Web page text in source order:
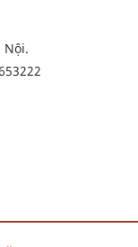
Nội.